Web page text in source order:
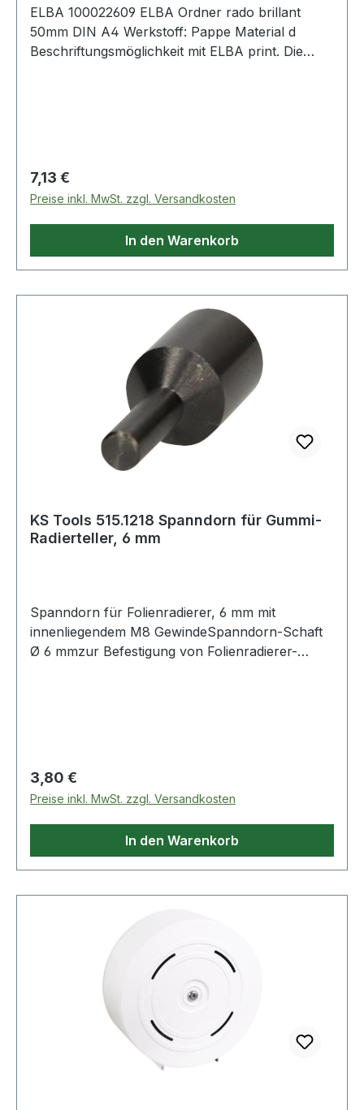
ELBA 100022609 ELBA Ordner rado brillant
50mm DIN A4 Werkstoff: Pappe Material d
Beschriftungsmöglichkeit mit ELBA print. Die
Regulärer Preis:
7,13 €
Preise inkl. MwSt. zzgl. Versandkosten
In den Warenkorb
KS Tools 515.1218 Spanndorn für Gummi-
Radierteller, 6 mm
Spanndorn für Folienradierer, 6 mm mit
innenliegendem M8 GewindeSpanndorn-Schaft
Ø 6 mmzur Befestigung von Folienradierer-
Regulärer Preis:
3,80 €
Preise inkl. MwSt. zzgl. Versandkosten
In den Warenkorb